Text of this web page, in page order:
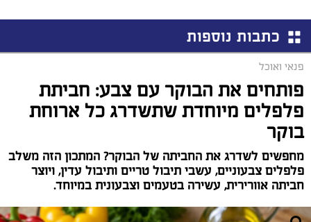
כתבות נוספות
פנאי ואוכל
פותחים את הבוקר עם צבע: חביתת
פלפלים מיוחדת שתשדרג כל ארוחת
בוקר
מחפשים לשדרג את החביתה של הבוקר? המתכון הזה משלב
פלפלים צבעוניים, עשבי תיבול טריים ותיבול עדין, ויוצר
חביתה אוורירית, עשירה בטעמים וצבעונית במיוחד.